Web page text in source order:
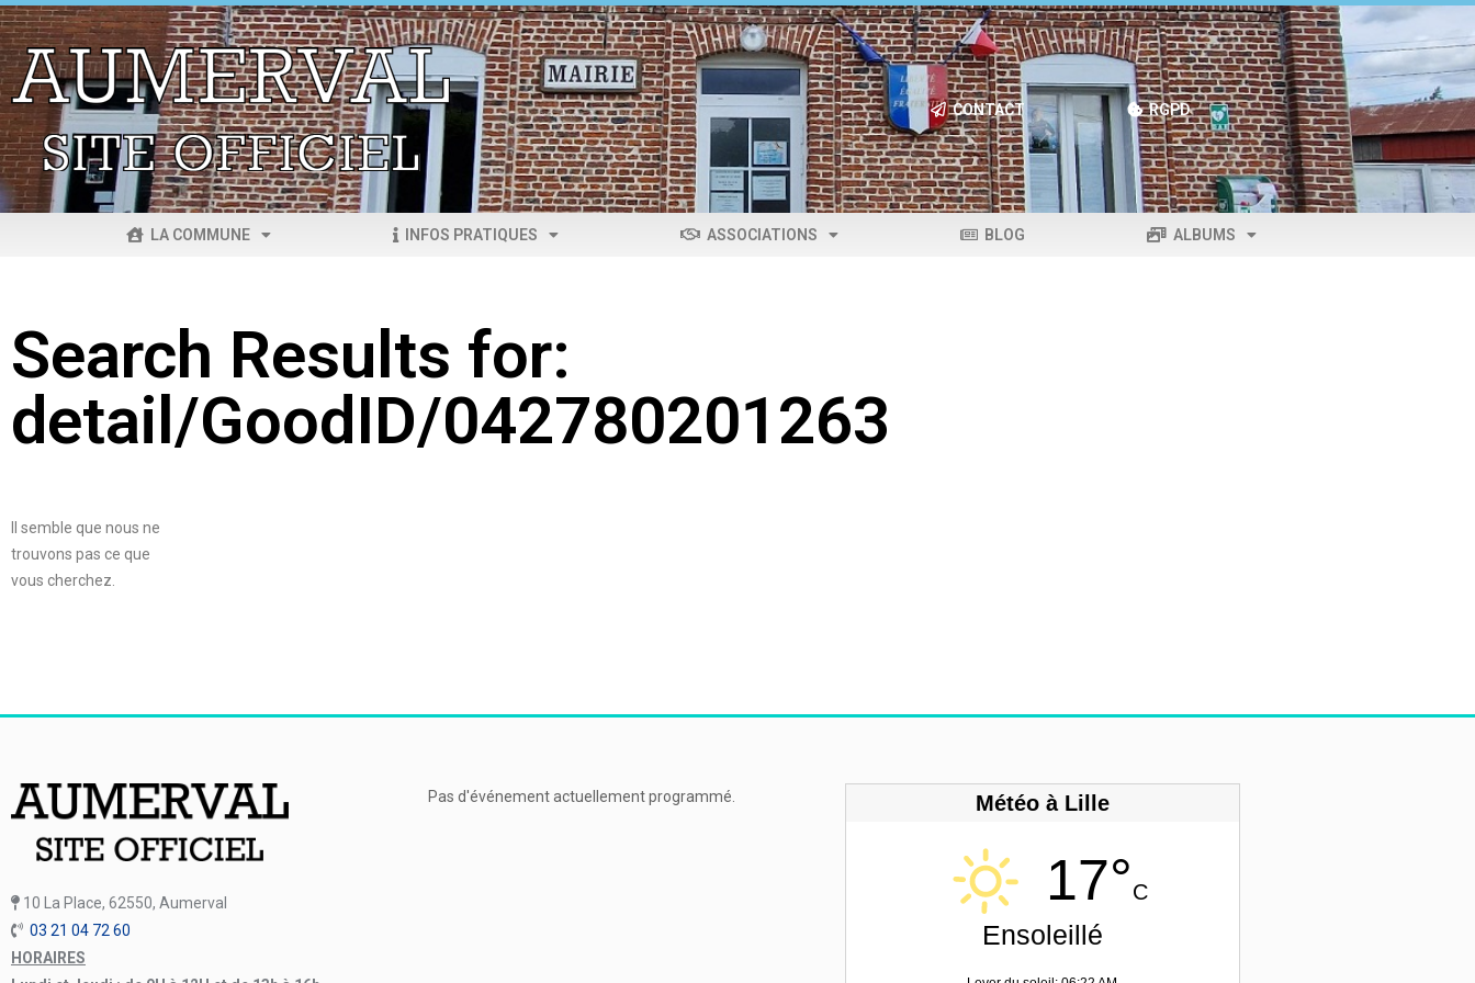
CONTACT RGPD
LA COMMUNE INFOS PRATIQUES ASSOCIATIONS BLOG ALBUMS
Search Results for:
detail/GoodID/042780201263
Il semble que nous ne
trouvons pas ce que
vous cherchez.
10 La Place, 62550, Aumerval
03 21 04 72 60
HORAIRES
Pas d'événement actuellement programmé. Météo à Lille
17°C
Ensoleillé